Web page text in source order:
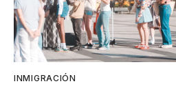
INMIGRACIÓN